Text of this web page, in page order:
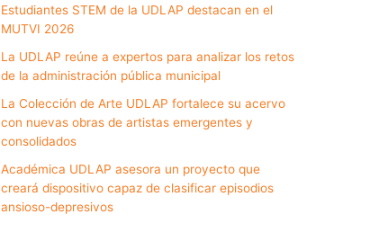
Estudiantes STEM de la UDLAP destacan en el
MUTVI 2026
La UDLAP reúne a expertos para analizar los retos
de la administración pública municipal
La Colección de Arte UDLAP fortalece su acervo
con nuevas obras de artistas emergentes y
consolidados
Académica UDLAP asesora un proyecto que
creará dispositivo capaz de clasificar episodios
ansioso-depresivos